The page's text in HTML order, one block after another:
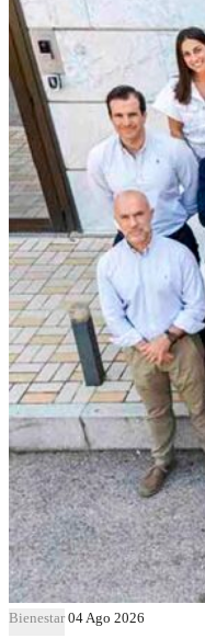
Bienestar 04 Ago 2026